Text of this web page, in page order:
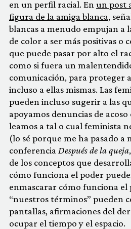
en un perfil racial. En un post
figura de la amiga blanca,
blancas a menudo empujan a
de color a ser más positivas o
que puede pasar por alto el
como si fuera un
comunicación, para proteger
incluso a ellas mismas. Las
pueden incluso sugerir a las
apoyamos denuncias de
leamos a tal o cual feminista
(lo sé porque me ha pasado a
conferencia Después de la queja
de los conceptos que
cómo funciona el poder
enmascarar cómo funciona el
“nuestros términos” pueden
pantallas, afirmaciones del
ocupar el tiempo y el espacio.